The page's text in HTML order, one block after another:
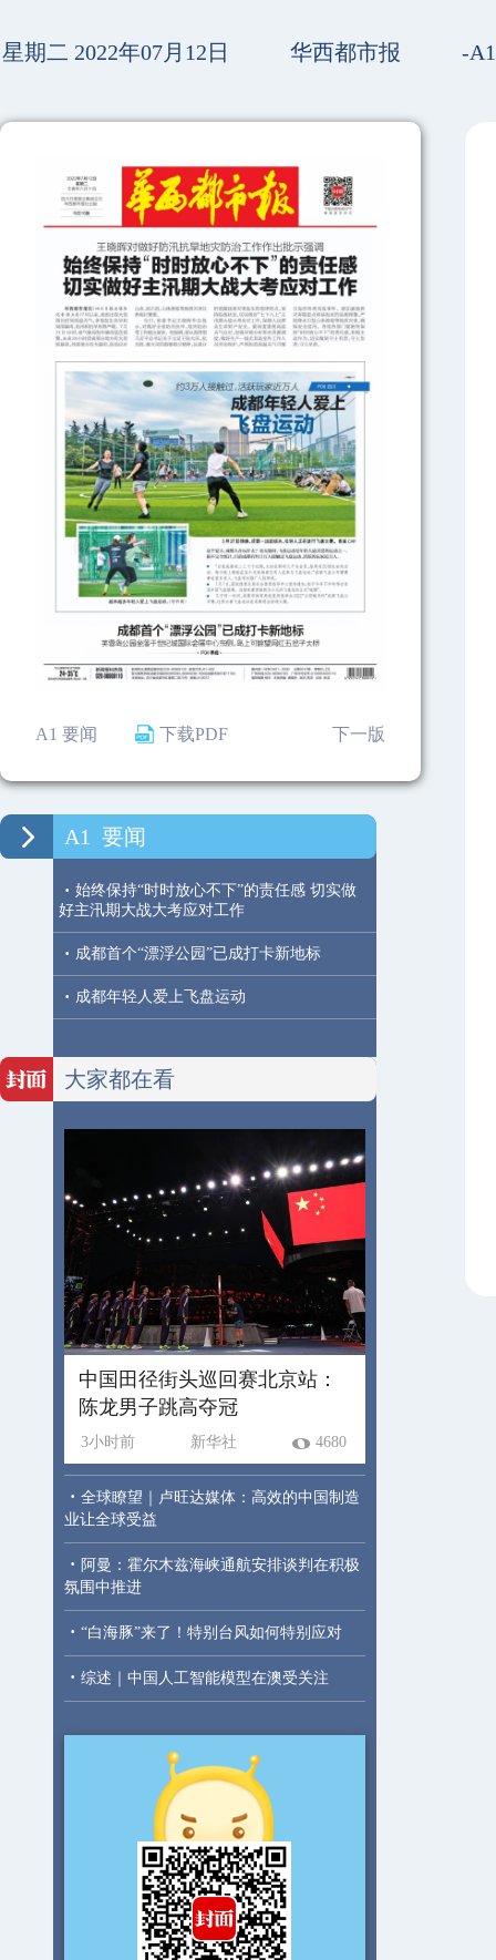
星期二 2022年07月12日 华西都市报 -
A1 要闻 下载PDF 下一版
A1 要闻
· 始终保持“时时放心不下”的责任感 切实做
好主汛期大战大考应对工作
· 成都首个“漂浮公园”已成打卡新地标
· 成都年轻人爱上飞盘运动
大家都在看
中国田径街头巡回赛北京站：
陈龙男子跳高夺冠
3小时前 新华社 4680
· 全球瞭望｜卢旺达媒体：高效的中国制造
业让全球受益
· 阿曼：霍尔木兹海峡通航安排谈判在积极
氛围中推进
· “白海豚”来了！特别台风如何特别应对
· 综述｜中国人工智能模型在澳受关注